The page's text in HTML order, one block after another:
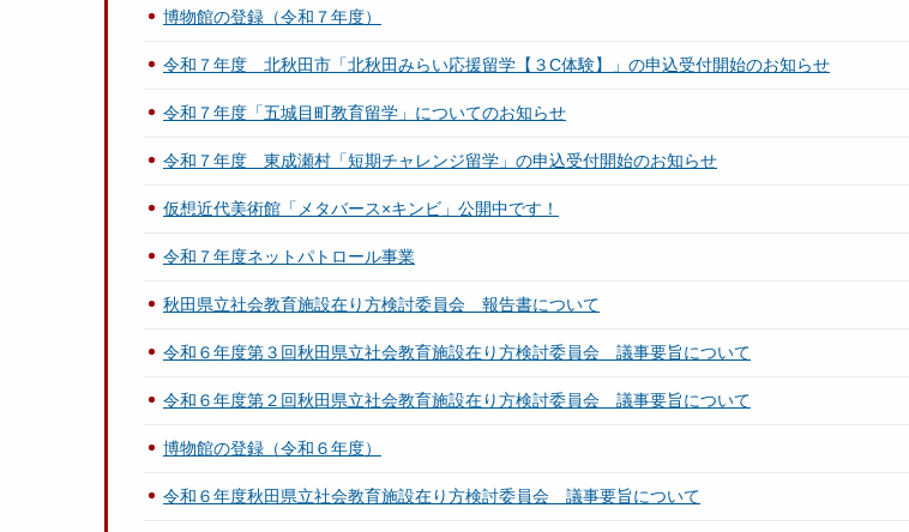
博物館の登録（令和７年度）
令和７年度 北秋田市「北秋田みらい応援留学【３C体験】」の申込受付開始のお知らせ
令和７年度「五城目町教育留学」についてのお知らせ
令和７年度 東成瀬村「短期チャレンジ留学」の申込受付開始のお知らせ
仮想近代美術館「メタバース×キンビ」公開中です！
令和７年度ネットパトロール事業
秋田県立社会教育施設在り方検討委員会 報告書について
令和６年度第３回秋田県立社会教育施設在り方検討委員会 議事要旨について
令和６年度第２回秋田県立社会教育施設在り方検討委員会 議事要旨について
博物館の登録（令和６年度）
令和６年度秋田県立社会教育施設在り方検討委員会 議事要旨について